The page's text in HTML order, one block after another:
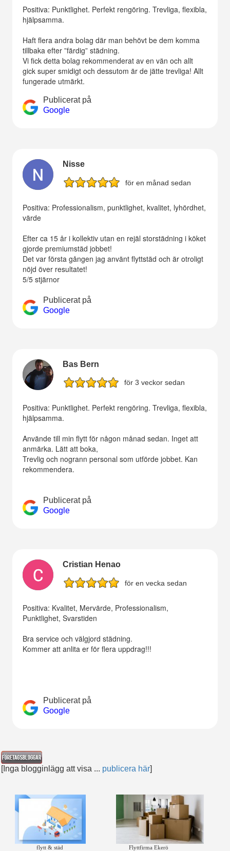
Positiva: Punktlighet. Perfekt rengöring. Trevliga, flexibla,
hjälpsamma.
Haft flera andra bolag där man behövt be dem komma
tillbaka efter ”färdig” städning.
Vi fick detta bolag rekommenderat av en vän och allt
gick super smidigt och dessutom är de jätte trevliga! Allt
fungerade utmärkt.
Publicerat på
Google
Nisse
för en månad sedan
Positiva: Professionalism, punktlighet, kvalitet, lyhördhet,
värde
Efter ca 15 år i kollektiv utan en rejäl storstädning i köket
gjorde premiumstäd jobbet!
Det var första gången jag använt flyttstäd och är otroligt
nöjd över resultatet!
5/5 stjärnor
Publicerat på
Google
Bas Bern
för 3 veckor sedan
Positiva: Punktlighet. Perfekt rengöring. Trevliga, flexibla,
hjälpsamma.
Använde till min flytt för någon månad sedan. Inget att
anmärka. Lätt att boka,
Trevlig och nogrann personal som utförde jobbet. Kan
rekommendera.
Publicerat på
Google
Cristian Henao
för en vecka sedan
Positiva: Kvalitet, Mervärde, Professionalism,
Punktlighet, Svarstiden
Bra service och välgjord städning.
Kommer att anlita er för flera uppdrag!!!
Publicerat på
Google
[Inga blogginlägg att visa ... publicera här]
flytt & städ Flyttfirma Ekerö